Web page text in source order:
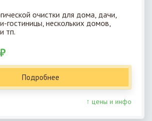
очистки для дома, дачи,
гостиницы, нескольких домов,
тп.
Подробнее
↑ цены и инфо